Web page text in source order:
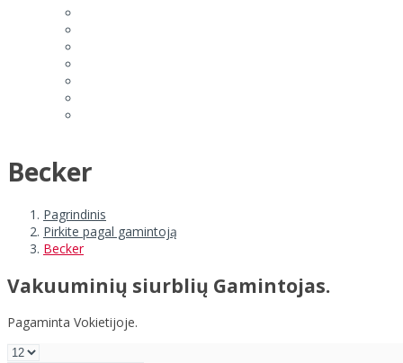
Becker
Pagrindinis
Pirkite pagal gamintoją
Becker
Vakuuminių siurblių Gamintojas.
Pagaminta Vokietijoje.